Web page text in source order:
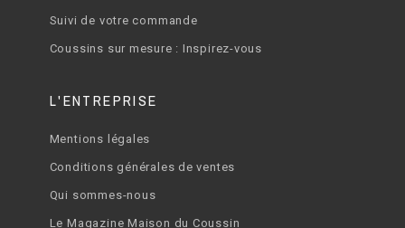
Suivi de votre commande
Coussins sur mesure : Inspirez-vous
L'ENTREPRISE
Mentions légales
Conditions générales de ventes
Qui sommes-nous
Le Magazine Maison du Coussin